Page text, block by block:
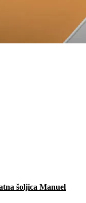
šoljica Manuel